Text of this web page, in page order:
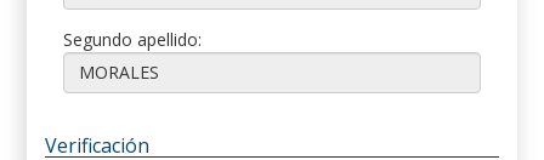
Segundo apellido:
Verificación